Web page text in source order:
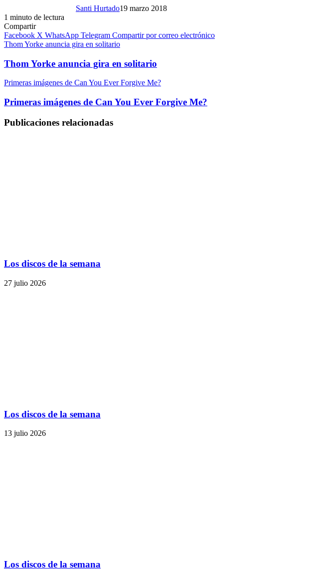
Santi Hurtado19 marzo 2018
1 minuto de lectura
Compartir
Facebook X WhatsApp Telegram Compartir por correo electrónico
Thom Yorke anuncia gira en solitario
Thom Yorke anuncia gira en solitario
Primeras imágenes de Can You Ever Forgive Me?
Primeras imágenes de Can You Ever Forgive Me?
Publicaciones relacionadas
Los discos de la semana
27 julio 2026
Los discos de la semana
13 julio 2026
Los discos de la semana